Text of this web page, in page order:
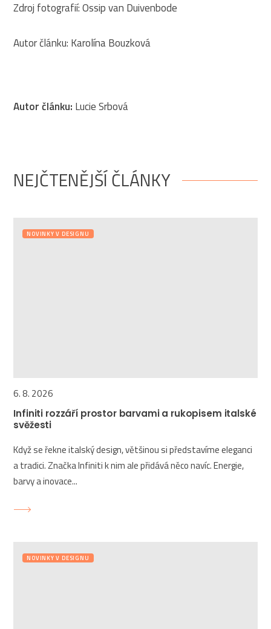
Zdroj fotografií: Ossip van Duivenbode
Autor článku: Karolína Bouzková
Autor článku: Lucie Srbová
NEJČTENĚJŠÍ ČLÁNKY
NOVINKY V DESIGNU
6. 8. 2026
Infiniti rozzáří prostor barvami a rukopisem italské
svěžesti
Když se řekne italský design, většinou si představíme eleganci
a tradici. Značka Infiniti k nim ale přidává něco navíc. Energie,
barvy a inovace...
NOVINKY V DESIGNU